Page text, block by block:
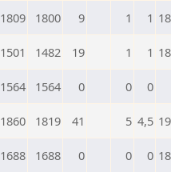
1809 1800 9 1 1
1501 1482 19 1 1
1564 1564 0 0 0
1860 1819 41 5 4,5
1688 1688 0 0 0